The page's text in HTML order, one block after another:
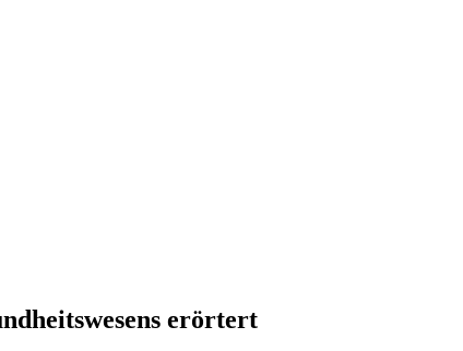
erörtert